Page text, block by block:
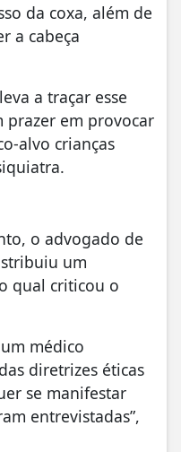
da coxa, além de
a cabeça
a traçar esse
prazer em provocar
alvo crianças
o advogado de
um
qual criticou o
médico
diretrizes éticas
se manifestar
entrevistadas”,